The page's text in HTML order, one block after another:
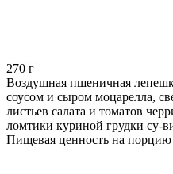
270 г
Воздушная пшеничная
соусом и сыром моцарелла,
листьев салата и томатов
ломтики куриной грудки су-
Пищевая ценность на порцию